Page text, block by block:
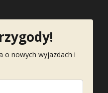
o nowych wyjazdach i